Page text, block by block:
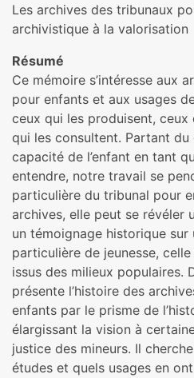
Les archives des tribunaux
archivistique à la valorisation
Résumé
Ce mémoire s’intéresse aux
pour enfants et aux usages
ceux qui les produisent, ceux
qui les consultent. Partant du
capacité de l’enfant en tant
entendre, notre travail se
particulière du tribunal pour
archives, elle peut se révéler
un témoignage historique sur
particulière de jeunesse,
issus des milieux populaires.
présente l’histoire des
enfants par le prisme de
élargissant la vision à
justice des mineurs. Il
études et quels usages en